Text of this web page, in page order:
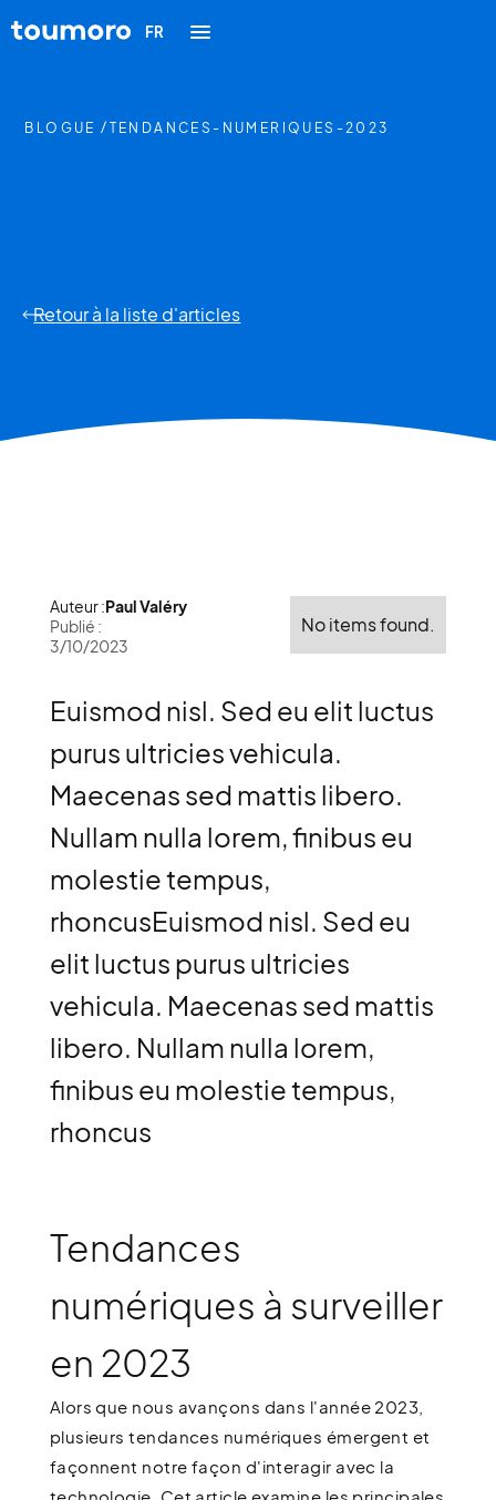
FR
BLOGUE / TENDANCES-NUMERIQUES-2023
Retour à la liste d'articles
Auteur :Paul Valéry
Publié :
3/10/2023
No items found.
Euismod nisl. Sed eu elit luctus
purus ultricies vehicula.
Maecenas sed mattis libero.
Nullam nulla lorem, finibus eu
molestie tempus,
rhoncusEuismod nisl. Sed eu
elit luctus purus ultricies
vehicula. Maecenas sed mattis
libero. Nullam nulla lorem,
finibus eu molestie tempus,
rhoncus
Tendances
numériques à surveiller
en 2023
Alors que nous avançons dans l'année 2023,
plusieurs tendances numériques émergent et
façonnent notre façon d'interagir avec la